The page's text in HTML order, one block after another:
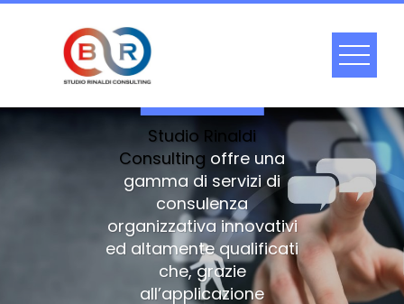
Skip
Studio Rinaldi
Consulting offre una
gamma di servizi di
consulenza
organizzativa innovativi
ed altamente qualificati
che, grazie
all’applicazione